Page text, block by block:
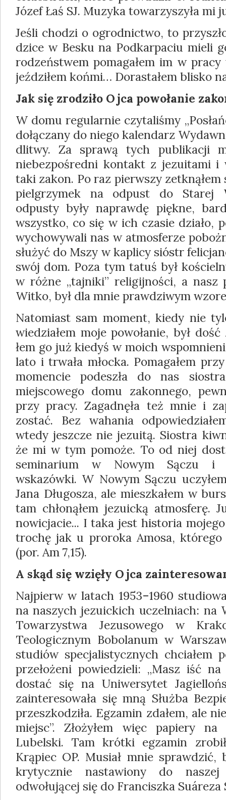
Józef Łaś SJ. Muzyka towarzyszyła mi
Jeśli chodzi o ogrodnictwo, to
dzice w Besku na Podkarpaciu mieli
rodzeństwem pomagałem im w pracy
jeździłem końmi… Dorastałem blisko
Jak się zrodziło Ojca powołanie
W domu regularnie czytaliśmy
dołączany do niego kalendarz
dlitwy. Za sprawą tych publikacji
niebezpośredni kontakt z jezuitami i
taki zakon. Po raz pierwszy
piel­grzymek na odpust do Starej
odpusty były naprawdę piękne,
wszystko, co się w ich czasie działo,
wychowywali nas w atmosferze
służyć do Mszy w kaplicy sióstr
swój dom. Poza tym tatuś był
w różne „tajniki” religijności, a nasz
Witko, był dla mnie prawdziwym
Natomiast sam moment, kiedy nie
wiedziałem moje powołanie, był
łem go już kiedyś w moich
lato i trwała młocka. Pomagałem
momencie podeszła do nas
miejsco­wego domu zakonnego,
przy pracy. Zagadnęła też mnie i
zostać. Bez wa­hania
wtedy jeszcze nie jezuitą. Siostra
że mi w tym pomo­że. To od niej
seminarium w No­wym Sączu i
wskazówki. W Nowym Sączu
Jana Długosza, ale mieszkałem w
tam chłonąłem jezuicką atmos­ferę.
nowicjacie... I taka jest historia
trochę jak u proroka Amosa, którego
(por. Am 7,15).
A skąd się wzięły Ojca
Najpierw w latach 1953–1960
na naszych jezuickich uczelniach: na
Towarzystwa Jezusowego w
Teologicz­nym Bobolanum w
studiów spe­cjalistycznych chciałem
przełożeni po­wiedzieli: „Masz iść na
dostać się na Uniwersytet
zainteresowała się mną Służba
przeszkodziła. Egzamin zdałem, ale
miejsc”. Złożyłem więc papiery
Lubelski. Tam krótki egzamin
Krąpiec OP. Musiał mnie spraw­dzić,
krytycznie nastawiony do
odwołującej się do Franciszka Suáreza